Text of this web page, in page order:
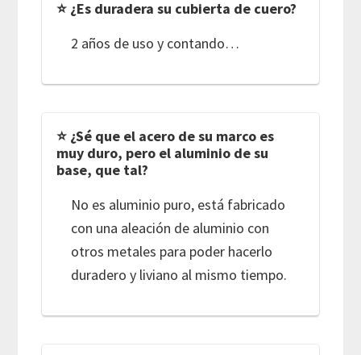
⭐ ¿Es duradera su cubierta de cuero?
2 años de uso y contando…
⭐ ¿Sé que el acero de su marco es
muy duro, pero el aluminio de su
base, que tal?
No es aluminio puro, está fabricado
con una aleación de aluminio con
otros metales para poder hacerlo
duradero y liviano al mismo tiempo.